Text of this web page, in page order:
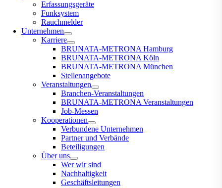
Erfassungsgeräte
Funksystem
Rauchmelder
Unternehmen
Karriere
BRUNATA-METRONA Hamburg
BRUNATA-METRONA Köln
BRUNATA-METRONA München
Stellenangebote
Veranstaltungen
Branchen-Veranstaltungen
BRUNATA-METRONA Veranstaltungen
Job-Messen
Kooperationen
Verbundene Unternehmen
Partner und Verbände
Beteiligungen
Über uns
Wer wir sind
Nachhaltigkeit
Geschäftsleitungen